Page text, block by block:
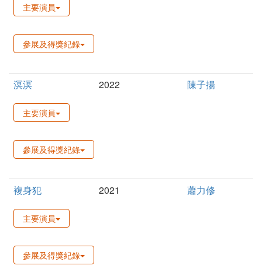
主要演員
參展及得獎紀錄
溟溟 2022 陳子揚
主要演員
參展及得獎紀錄
複身犯 2021 蕭力修
主要演員
參展及得獎紀錄